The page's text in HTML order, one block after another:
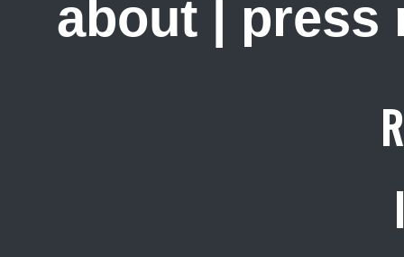
about | press